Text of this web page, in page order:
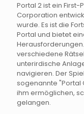
Portal 2 ist ein
Corporation
wurde. Es ist die
Portal und bietet
verschiedene
unterirdische
navigieren. Der
sogenannte "Portal
ihm ermöglichen,
gelangen.